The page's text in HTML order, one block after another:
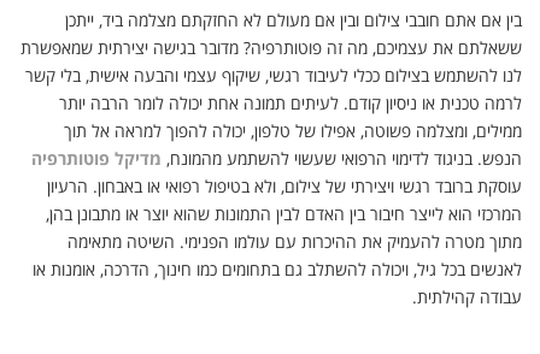
בין אם אתם חובבי צילום ובין אם מעולם לא החזקתם מצלמה ביד, ייתכן
ששאלתם את עצמיכם, מה זה פוטותרפיה? מדובר בגישה יצירתית שמאפשרת
לנו להשתמש בצילום ככלי לעיבוד רגשי, שיקוף עצמי והבעה אישית, בלי קשר
לרמה טכנית או ניסיון קודם. לעיתים תמונה אחת יכולה לומר הרבה יותר
ממילים, ומצלמה פשוטה, אפילו של טלפון, יכולה להפוך למראה אל תוך
הנפש. בניגוד לדימוי הרפואי שעשוי להשתמע מהמונח, מדיקל פוטותרפיה
עוסקת ברובד רגשי ויצירתי של צילום, ולא בטיפול רפואי או באבחון. הרעיון
המרכזי הוא לייצר חיבור בין האדם לבין התמונות שהוא יוצר או מתבונן בהן,
מתוך מטרה להעמיק את ההיכרות עם עולמו הפנימי. השיטה מתאימה
לאנשים בכל גיל, ויכולה להשתלב גם בתחומים כמו חינוך, הדרכה, אומנות או
עבודה קהילתית.